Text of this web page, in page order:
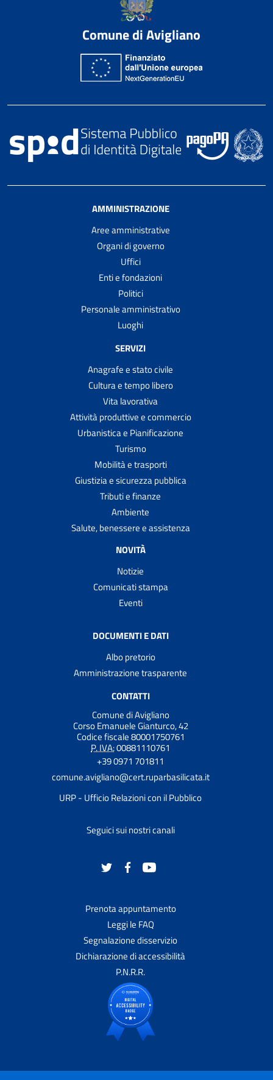
Comune di Avigliano
AMMINISTRAZIONE
Aree amministrative
Organi di governo
Uffici
Enti e fondazioni
Politici
Personale amministrativo
Luoghi
SERVIZI
Anagrafe e stato civile
Cultura e tempo libero
Vita lavorativa
Attività produttive e commercio
Urbanistica e Pianificazione
Turismo
Mobilità e trasporti
Giustizia e sicurezza pubblica
Tributi e finanze
Ambiente
Salute, benessere e assistenza
NOVITÀ
Notizie
Comunicati stampa
Eventi
DOCUMENTI E DATI
Albo pretorio
Amministrazione trasparente
CONTATTI
Comune di Avigliano
Corso Emanuele Gianturco, 42
Codice fiscale 80001750761
P. IVA:00881110761
+39 0971 701811
comune.avigliano@cert.ruparbasilicata.it
URP - Ufficio Relazioni con il Pubblico
Seguici sui nostri canali
Prenota appuntamento
Leggi le FAQ
Segnalazione disservizio
Dichiarazione di accessibilità
P.N.R.R.